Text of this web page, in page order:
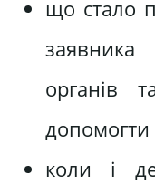
що стало
органів
коли і